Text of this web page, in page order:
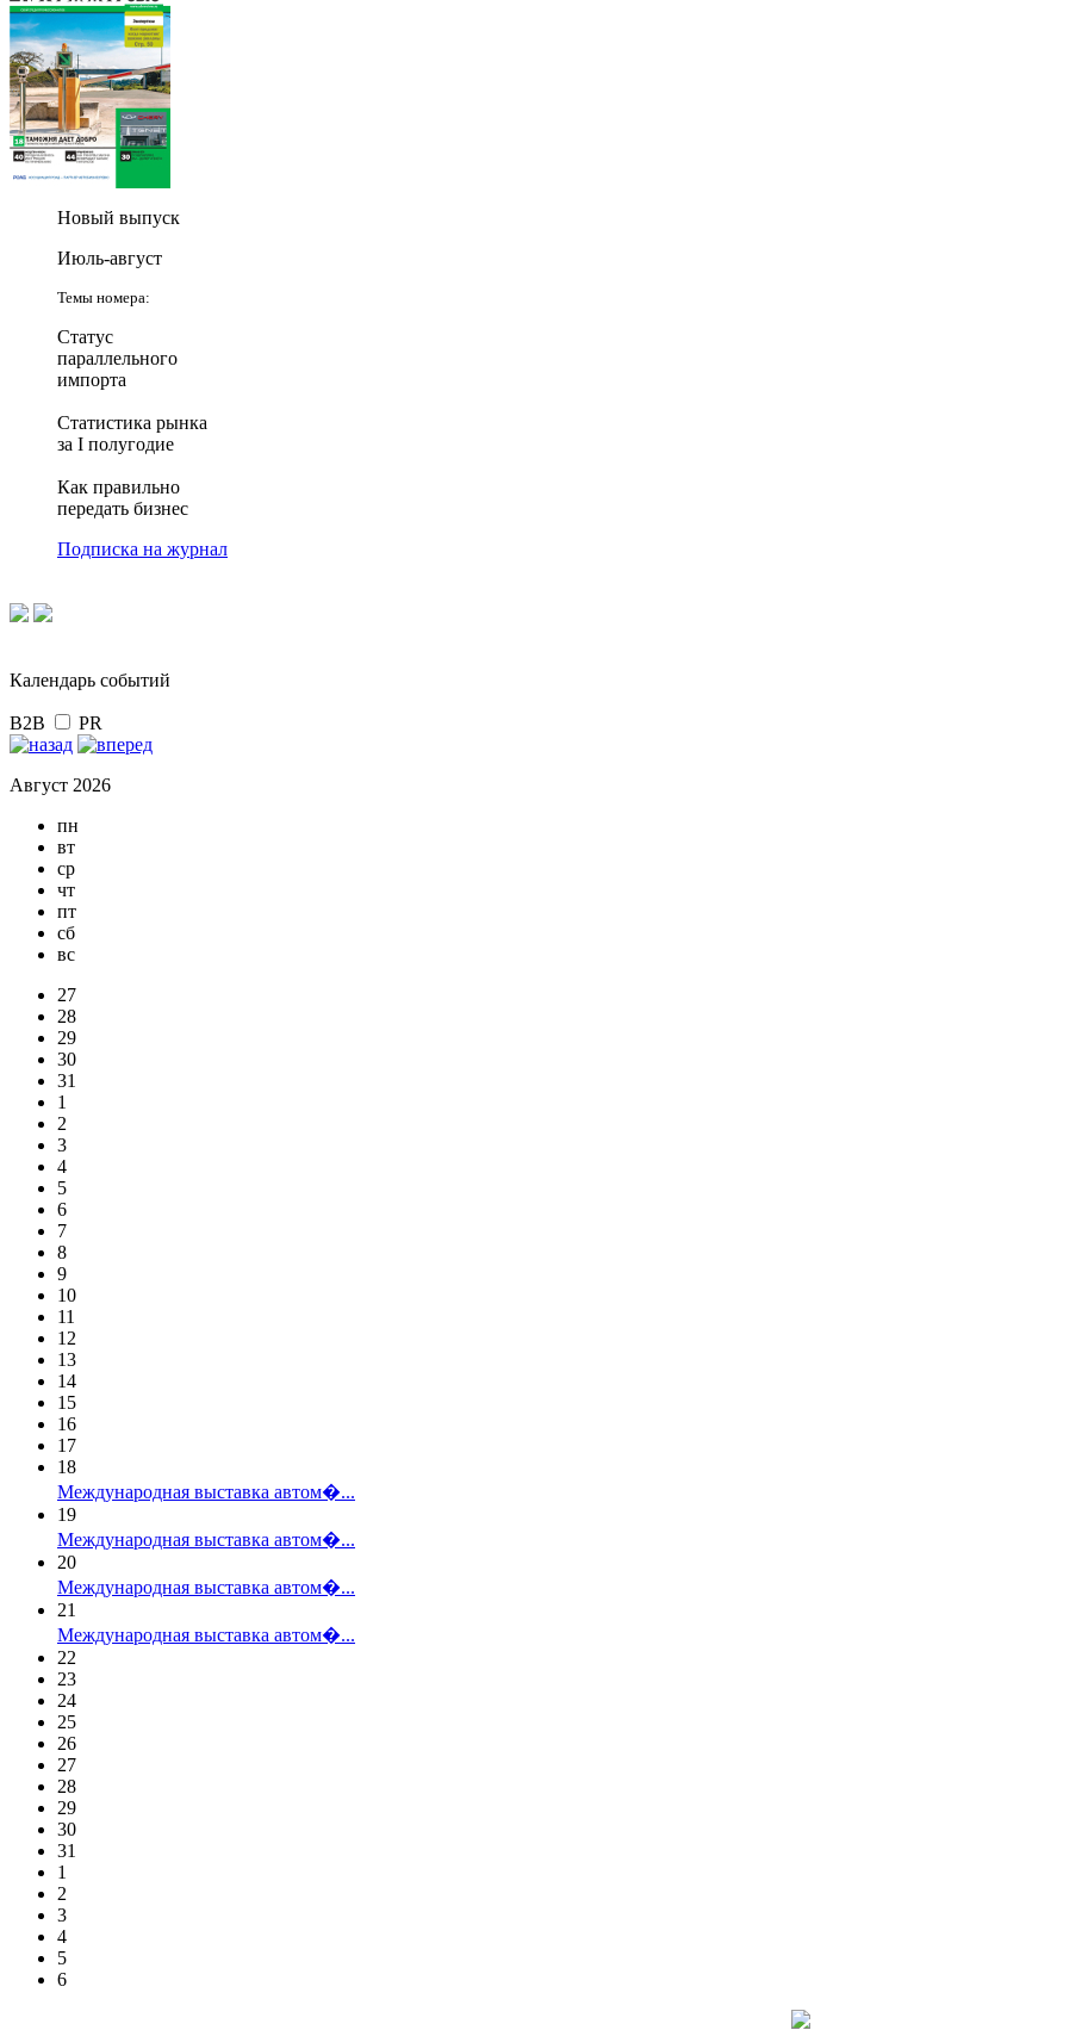
Новый выпуск
Июль-август
Темы номера:
Статус
параллельного
импорта
Статистика рынка
за I полугодие
Как правильно
передать бизнес
Подписка на журнал
Календарь событий
B2B PR
Август 2026
пн
вт
ср
чт
пт
сб
вс
27
28
29
30
31
1
2
3
4
5
6
7
8
9
10
11
12
13
14
15
16
17
18
Международная выставка автом�...
19
Международная выставка автом�...
20
Международная выставка автом�...
21
Международная выставка автом�...
22
23
24
25
26
27
28
29
30
31
1
2
3
4
5
6